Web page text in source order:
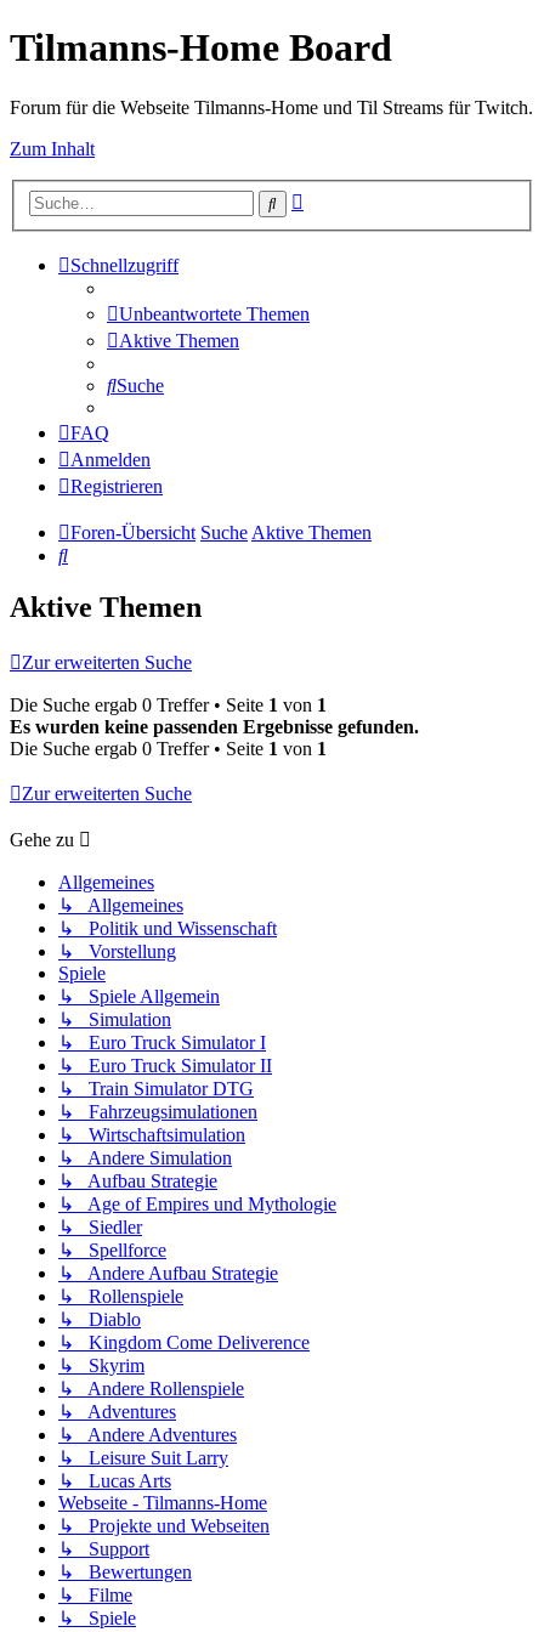
Tilmanns-Home Board
Forum für die Webseite Tilmanns-Home und Til Streams für Twitch.
Zum Inhalt
Suche
Schnellzugriff
Unbeantwortete Themen
Aktive Themen
Suche
FAQ
Anmelden
Registrieren
Foren-Übersicht SucheAktive Themen
Suche
Aktive Themen
Zur erweiterten Suche
Die Suche ergab 0 Treffer • Seite 1 von 1
Es wurden keine passenden Ergebnisse gefunden.
Die Suche ergab 0 Treffer • Seite 1 von 1
Zur erweiterten Suche
Gehe zu
Allgemeines
↳ Allgemeines
↳ Politik und Wissenschaft
↳ Vorstellung
Spiele
↳ Spiele Allgemein
↳ Simulation
↳ Euro Truck Simulator I
↳ Euro Truck Simulator II
↳ Train Simulator DTG
↳ Fahrzeugsimulationen
↳ Wirtschaftsimulation
↳ Andere Simulation
↳ Aufbau Strategie
↳ Age of Empires und Mythologie
↳ Siedler
↳ Spellforce
↳ Andere Aufbau Strategie
↳ Rollenspiele
↳ Diablo
↳ Kingdom Come Deliverence
↳ Skyrim
↳ Andere Rollenspiele
↳ Adventures
↳ Andere Adventures
↳ Leisure Suit Larry
↳ Lucas Arts
Webseite - Tilmanns-Home
↳ Projekte und Webseiten
↳ Support
↳ Bewertungen
↳ Filme
↳ Spiele